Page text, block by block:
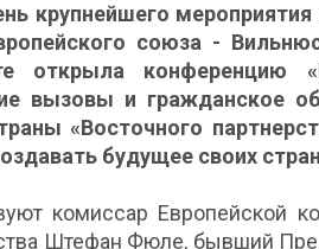
крупнейшего
союза -
открыла конференцию
вызовы и гражданское
«Восточного
будущее своих
комиссар Европейской
Штефан Фюле, бывший